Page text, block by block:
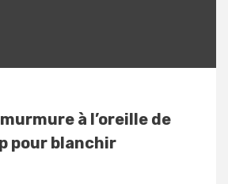
à l’oreille de
pour blanchir